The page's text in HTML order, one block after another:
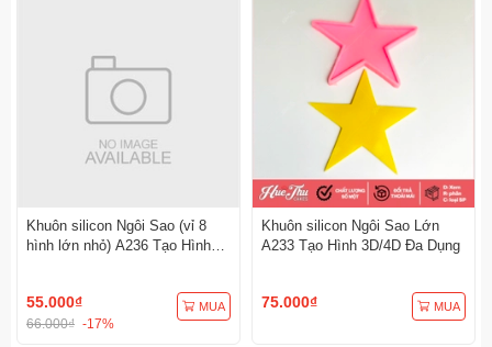
Khuôn silicon Ngôi Sao (vỉ 8
hình lớn nhỏ) A236 Tạo Hình
55.000₫
66.000₫ -17%
MUA
Khuôn silicon Ngôi Sao Lớn
A233 Tạo Hình 3D/4D Đa Dụng
75.000₫ MUA